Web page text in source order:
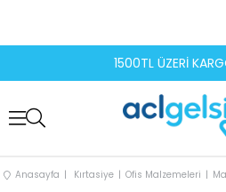
1500TL ÜZERİ
Anasayfa Kırtasiye Ofis Malzemeleri